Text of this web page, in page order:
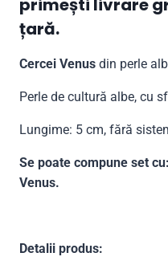
primești livrare
țară.
Cercei Venus din perle
Perle de cultură albe, cu
Lungime: 5 cm, fără
Se poate compune set
Venus.
Detalii produs: